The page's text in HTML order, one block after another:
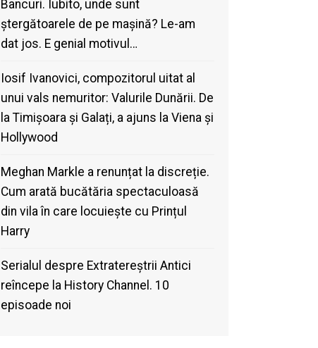
Bancuri. Iubito, unde sunt
ștergătoarele de pe mașină? Le-am
dat jos. E genial motivul…
Iosif Ivanovici, compozitorul uitat al
unui vals nemuritor: Valurile Dunării. De
la Timișoara și Galați, a ajuns la Viena și
Hollywood
Meghan Markle a renunțat la discreție.
Cum arată bucătăria spectaculoasă
din vila în care locuiește cu Prințul
Harry
Serialul despre Extratereștrii Antici
reîncepe la History Channel. 10
episoade noi